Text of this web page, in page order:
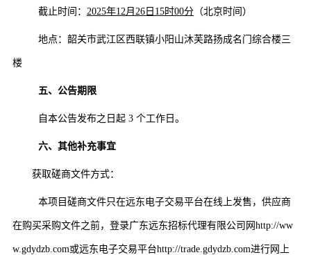
截止时间： 2025年12月26日15时00分（北京时间）
地点： 韶关市武江区西联镇小阳山沐芙路扬成名门综合楼三
楼
五、公告期限
自本公告发布之日起 3 个工作日。
六、其他补充事宜
获取磋商文件方式：
本项目磋商文件只在远东电子交易平台在线上发售，供应商
在购买采购文件之前， 登录广东远东招标代理有限公司网http://ww
w.gdydzb.com或远东电子交易平台http://trade.gdydzb.com进行网上